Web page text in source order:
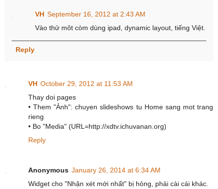
VH September 16, 2012 at 2:43 AM
Vào thử môt còm dùng ipad, dynamic layout, tiếng Việt.
Reply
VH October 29, 2012 at 11:53 AM
Thay doi pages
• Them "Ảnh": chuyen slideshows tu Home sang mot trang
rieng
• Bo "Media" (URL=http://xdtv.ichuvanan.org)
Reply
Anonymous January 26, 2014 at 6:34 AM
Widget cho "Nhận xét mới nhất" bị hỏng, phải cài cái khác.